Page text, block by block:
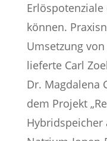
können.
Umsetzung
lieferte Carl
Dr. Magdalena
dem Projekt
Hybridspeicher